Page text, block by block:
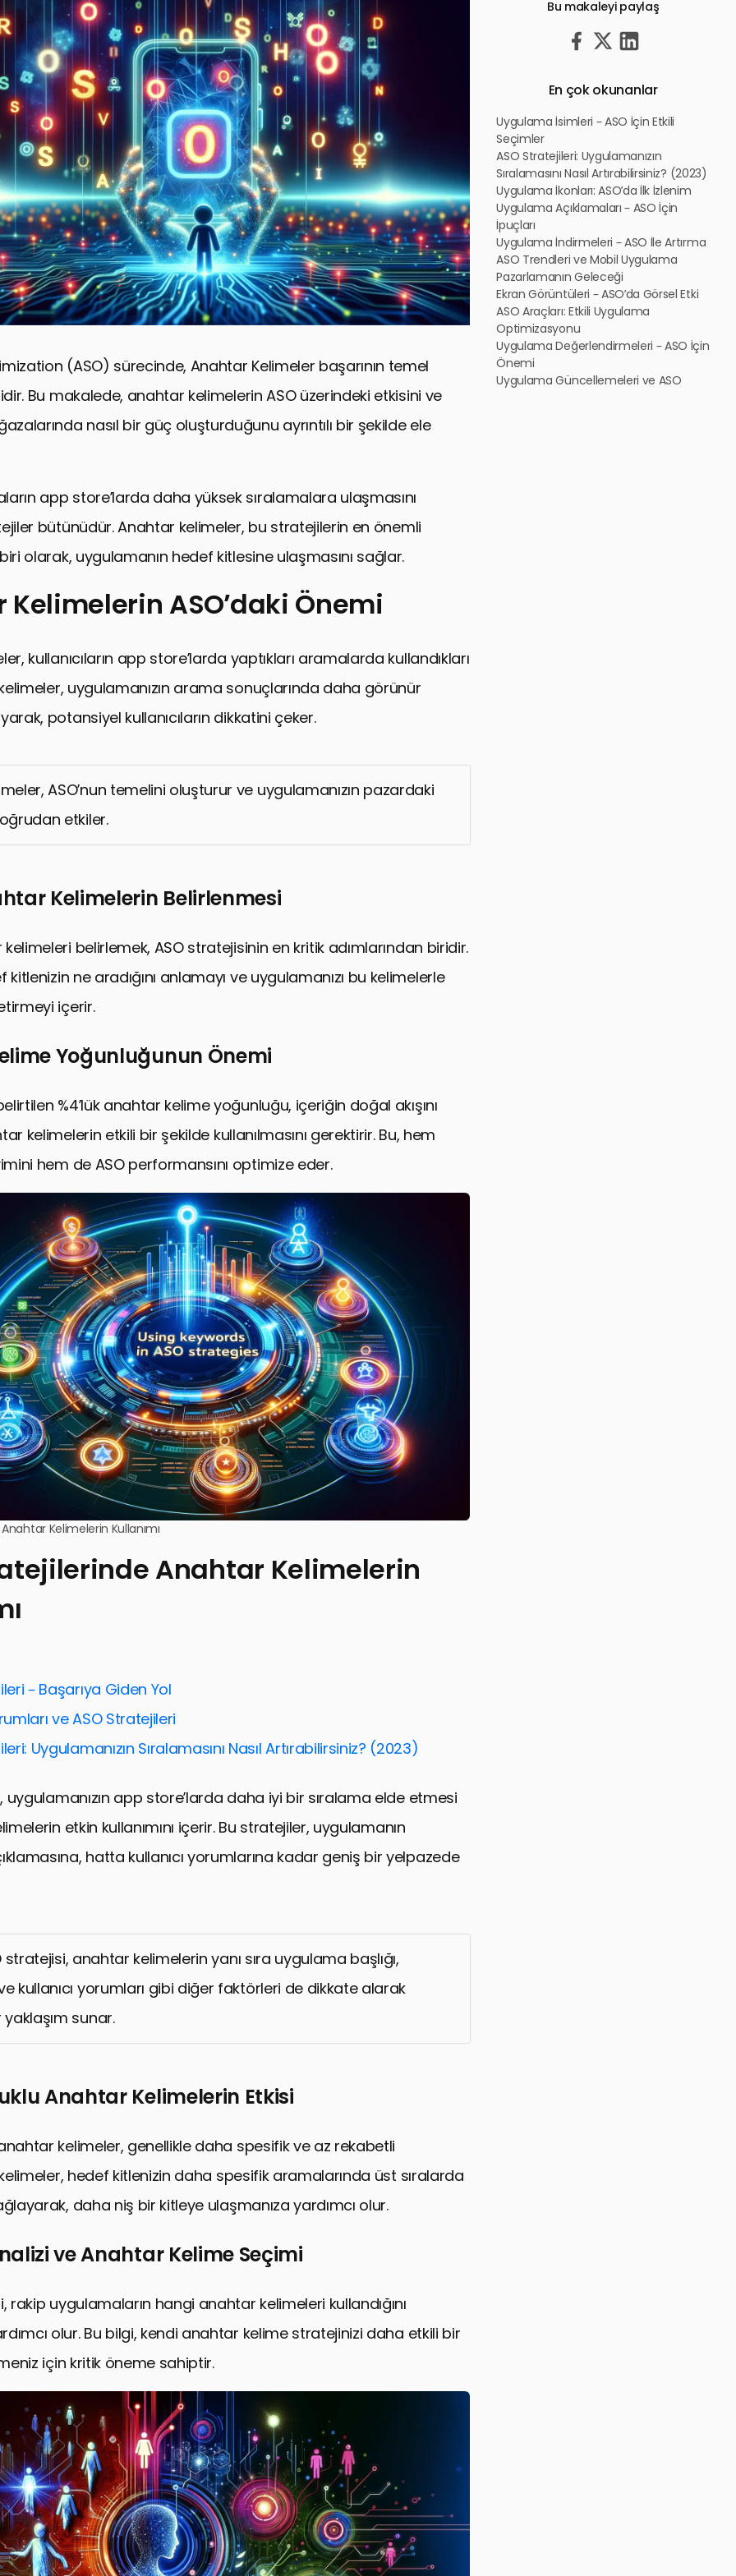
(ASO) sürecinde, Anahtar Kelimeler başarının temel
Bu makalede, anahtar kelimelerin ASO üzerindeki etkisini ve
nasıl bir güç oluşturduğunu ayrıntılı bir şekilde ele
app store’larda daha yüksek sıralamalara ulaşmasını
bütünüdür. Anahtar kelimeler, bu stratejilerin en önemli
olarak, uygulamanın hedef kitlesine ulaşmasını sağlar.
ASO’daki Önemi
Anahtar Kelimelerin Kullanımı
ve ASO’nun Etkileşimi
ve ASO’nun Bütünleşmesi
Geri Bildirimlerinin Önemi
Pazarlara Erişim
Deneyiminin Optimizasyonu
Büyüme
Etkileşimi Stratejileri
Oluşturma
İzleme: Başarının Anahtarı
Kelimelerin ASO’daki Rolü ve Geleceği
ASO’daki Önemi
kullanıcıların app store’larda yaptıkları aramalarda kullandıkları
uygulamanızın arama sonuçlarında daha görünür
potansiyel kullanıcıların dikkatini çeker.
ASO’nun temelini oluşturur ve uygulamanızın pazardaki
etkiler.
Kelimelerin Belirlenmesi
belirlemek, ASO stratejisinin en kritik adımlarından biridir.
kitlenizin ne aradığını anlamayı ve uygulamanızı bu kelimelerle
içerir.
Yoğunluğunun Önemi
%4’lük anahtar kelime yoğunluğu, içeriğin doğal akışını
kelimelerin etkili bir şekilde kullanılmasını gerektirir. Bu, hem
hem de ASO performansını optimize eder.
Kelimelerin Kullanımı
Anahtar Kelimelerin
– Başarıya Giden Yol
ve ASO Stratejileri
Uygulamanızın Sıralamasını Nasıl Artırabilirsiniz? (2023)
uygulamanızın app store’larda daha iyi bir sıralama elde etmesi
etkin kullanımını içerir. Bu stratejiler, uygulamanın
hatta kullanıcı yorumlarına kadar geniş bir yelpazede
stratejisi, anahtar kelimelerin yanı sıra uygulama başlığı,
kullanıcı yorumları gibi diğer faktörleri de dikkate alarak
sunar.
Anahtar Kelimelerin Etkisi
kelimeler, genellikle daha spesifik ve az rekabetli
hedef kitlenizin daha spesifik aramalarında üst sıralarda
daha niş bir kitleye ulaşmanıza yardımcı olur.
ve Anahtar Kelime Seçimi
rakip uygulamaların hangi anahtar kelimeleri kullandığını
olur. Bu bilgi, kendi anahtar kelime stratejinizi daha etkili bir
için kritik öneme sahiptir.
Bu makaleyi paylaş
En çok okunanlar
Uygulama İsimleri – ASO İçin Etkili
Seçimler
ASO Stratejileri: Uygulamanızın
Sıralamasını Nasıl Artırabilirsiniz? (2023)
Uygulama İkonları: ASO’da İlk İzlenim
Uygulama Açıklamaları – ASO İçin
İpuçları
Uygulama İndirmeleri – ASO İle Artırma
ASO Trendleri ve Mobil Uygulama
Pazarlamanın Geleceği
Ekran Görüntüleri – ASO’da Görsel Etki
ASO Araçları: Etkili Uygulama
Optimizasyonu
Uygulama Değerlendirmeleri – ASO İçin
Önemi
Uygulama Güncellemeleri ve ASO